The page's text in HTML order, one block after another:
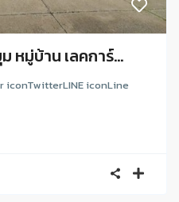
หมู่บ้าน เลคการ์...
iconTwitterLINE iconLine